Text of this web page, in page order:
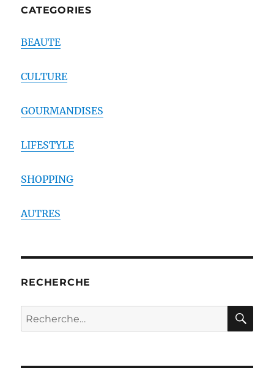
CATEGORIES
BEAUTE
CULTURE
GOURMANDISES
LIFESTYLE
SHOPPING
AUTRES
RECHERCHE
Recherche
pour :